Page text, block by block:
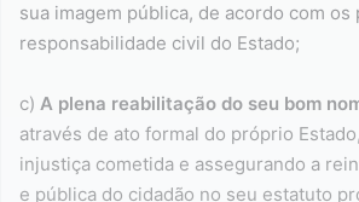
sua imagem pública, de acordo com
responsabilidade civil do Estado;
c) A plena reabilitação do seu bom
através de ato formal do próprio
injustiça cometida e assegurando a
e pública do cidadão no seu estatuto